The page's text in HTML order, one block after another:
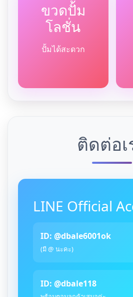
ขวดปั้ม
โลชั่น
ปั้มได้สะดวก
ติดต่อเ
LINE Official
ID: @dbale6001ok
(มี @ นะคะ)
ID: @dbale118